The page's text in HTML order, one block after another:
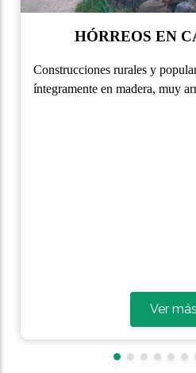
realizadas
en todo e...